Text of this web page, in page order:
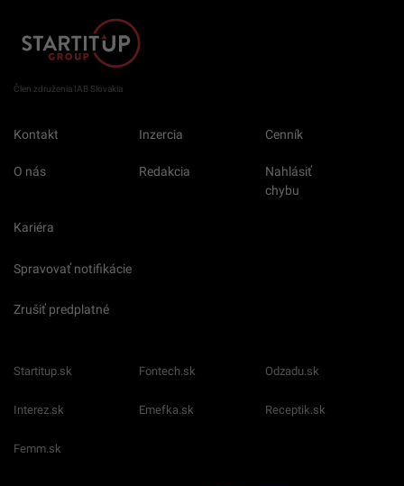
Člen združenia IAB Slovakia
Kontakt Inzercia Cenník
O nás Redakcia
Nahlásiť
chybu
Kariéra
Spravovať notifikácie
Zrušiť predplatné
Startitup.sk Fontech.sk Odzadu.sk
Interez.sk Emefka.sk Receptik.sk
Femm.sk